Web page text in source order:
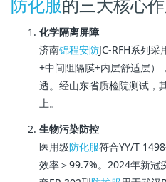
化学隔离屏障
济南锦程安防JC-RFH系列
+中间阻隔膜+内层舒适层）
透。经山东省质检院测试，
上。
生物污染防控
医用级防化服符合YY/T
效率＞99.7%。2024年新冠